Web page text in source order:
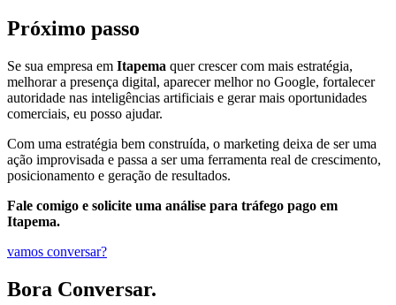
Próximo passo
Se sua empresa em Itapema quer crescer com mais estratégia,
melhorar a presença digital, aparecer melhor no Google, fortalecer
autoridade nas inteligências artificiais e gerar mais oportunidades
comerciais, eu posso ajudar.
Com uma estratégia bem construída, o marketing deixa de ser uma
ação improvisada e passa a ser uma ferramenta real de crescimento,
posicionamento e geração de resultados.
Fale comigo e solicite uma análise para tráfego pago em
Itapema.
vamos conversar?
Bora Conversar.